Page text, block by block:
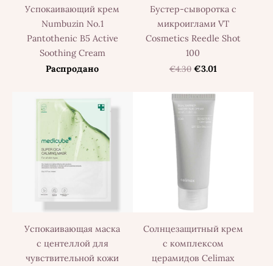
Успокаивающий крем
Numbuzin No.1
Pantothenic B5 Active
Soothing Cream
Распродано
Бустер-сыворотка с
микроиглами VT
Cosmetics Reedle Shot
100
€4.30 €3.01
Успокаивающая маска
с центеллой для
чувствительной кожи
Солнцезащитный крем
с комплексом
церамидов Celimax